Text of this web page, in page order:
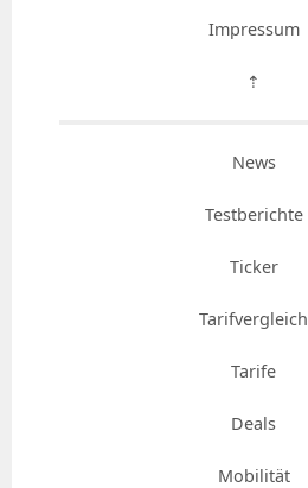
Impressum
⇡
News
Testberichte
Ticker
Tarifvergleich
Tarife
Deals
Mobilität